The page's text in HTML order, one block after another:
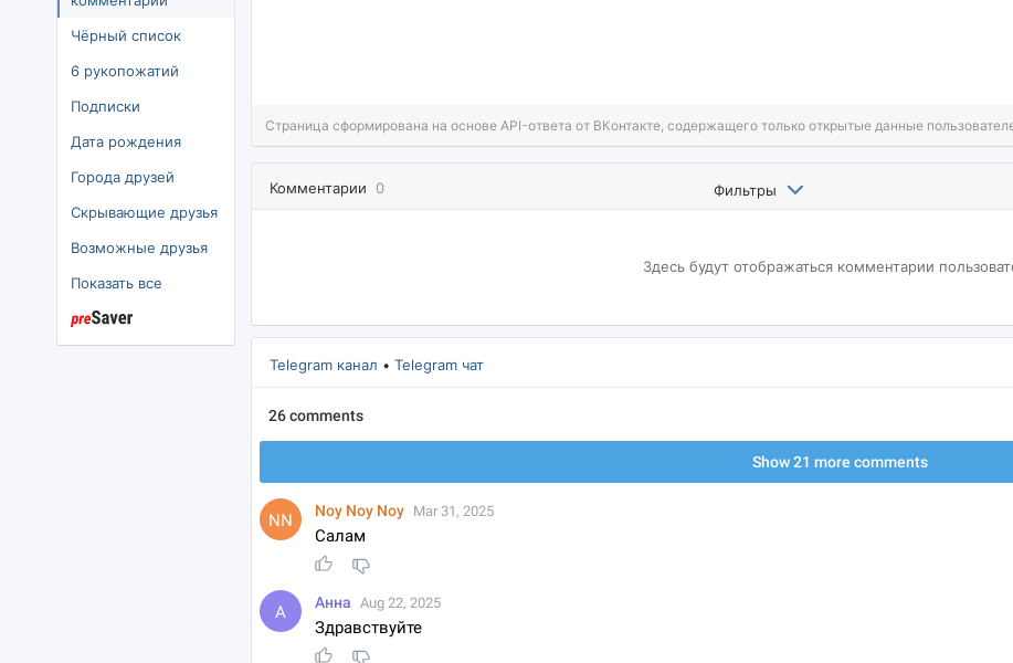
Чёрный список
6 рукопожатий
Подписки
Дата рождения
Города друзей
Скрывающие друзья
озможные друзья
Показать все
Страница сформирована на основе API-ответа от ВКонтакте, содержащего только открытые данные
Комментарии 0 Фильтры
Здесь будут отображаться комментарии
Telegram канал • Telegram чат